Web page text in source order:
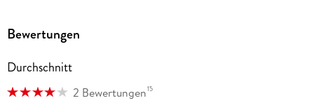
Bewertungen
Durchschnitt
2 Bewertungen15